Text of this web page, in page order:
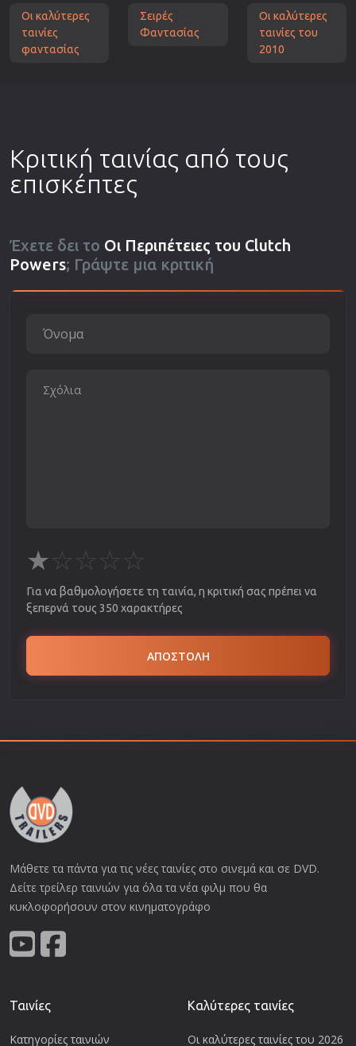
Οι καλύτερες
ταινίες
φαντασίας
Σειρές
Φαντασίας
Οι καλύτερες
ταινίες του
2010
Κριτική ταινίας από τους
επισκέπτες
Έχετε δει το Οι Περιπέτειες του Clutch
Powers; Γράψτε μια κριτική
★☆☆☆☆
Για να βαθμολογήσετε τη ταινία, η κριτική σας πρέπει να
ξεπερνά τους 350 χαρακτήρες
ΑΠΟΣΤΟΛΗ
Μάθετε τα πάντα για τις νέες ταινίες στο σινεμά και σε DVD.
Δείτε τρείλερ ταινιών για όλα τα νέα φιλμ που θα
κυκλοφορήσουν στον κινηματογράφο
Ταινίες
Κατηγορίες ταινιών
Καλύτερες ταινίες
Οι καλύτερες ταινίες του 2026